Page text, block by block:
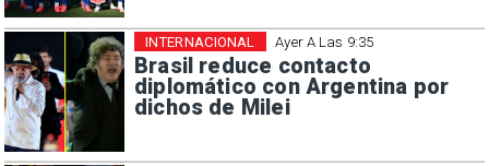
Ayer A Las 9:35
Brasil reduce contacto
diplomático con Argentina por
dichos de Milei
INTERNACIONAL